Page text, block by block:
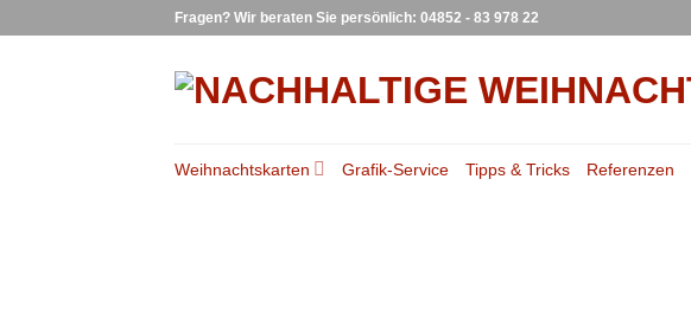
Fragen? Wir beraten Sie persönlich: 04852 - 83 978 22
Weihnachtskarten Grafik-Service Tipps & Tricks Referenzen